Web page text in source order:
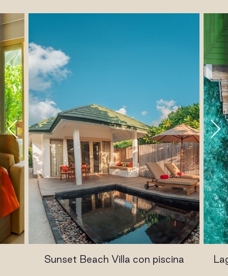
Sunset Beach Villa con piscina